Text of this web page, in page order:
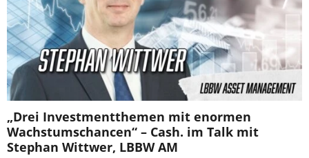
„Drei Investmentthemen mit enormen
Wachstumschancen“ – Cash. im Talk mit
Stephan Wittwer, LBBW AM